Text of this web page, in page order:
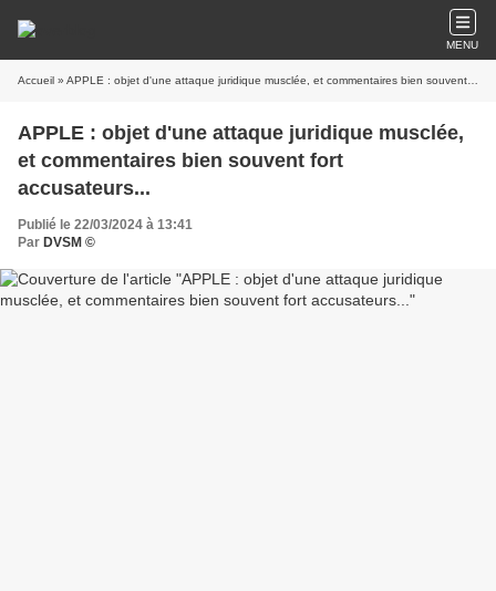
MENU
Accueil » APPLE : objet d'une attaque juridique musclée, et commentaires bien souvent fort accusateurs...
APPLE : objet d'une attaque juridique musclée,
et commentaires bien souvent fort
accusateurs...
Publié le 22/03/2024 à 13:41
Par DVSM ©